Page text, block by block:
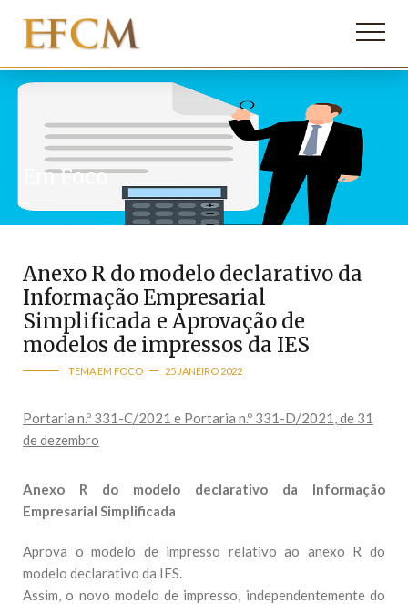
Em Foco
Anexo R do modelo declarativo da
Informação Empresarial
Simplificada e Aprovação de
modelos de impressos da IES
TEMA EM FOCO 25 JANEIRO 2022
Portaria n.º 331-C/2021 e Portaria n.º 331-D/2021 , de 31
de dezembro
Anexo R do modelo declarativo da Informação
Empresarial Simplificada
Aprova o modelo de impresso relativo ao anexo R do
modelo declarativo da IES.
Assim, o novo modelo de impresso, independentemente do